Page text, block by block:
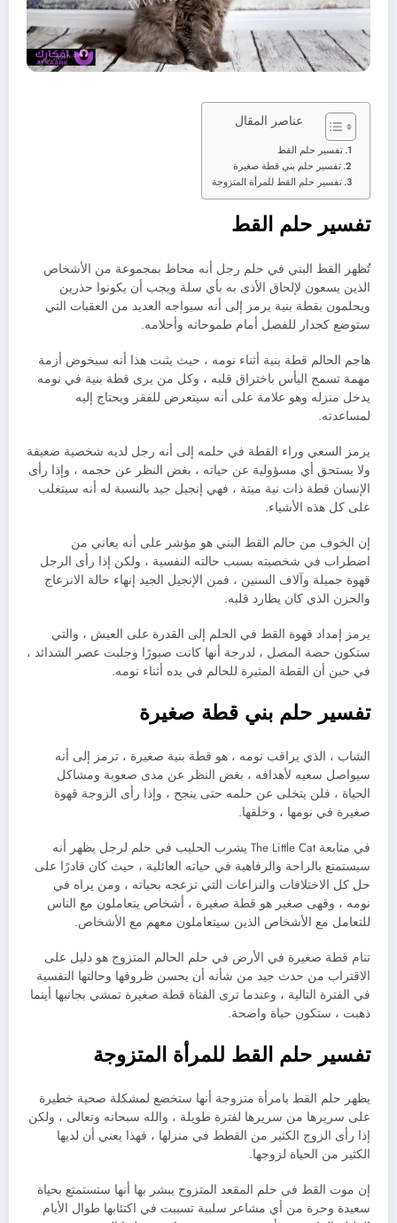
عناصر المقال
تفسير حلم القط
تفسير حلم بني قطة صغيرة
تفسير حلم القط للمرأة المتزوجة
تفسير حلم القط
تُظهر القط البني في حلم رجل أنه محاط بمجموعة من الأشخاص
الذين يسعون لإلحاق الأذى به بأي سلة ويجب أن يكونوا حذرين
ويحلمون بقطة بنية يرمز إلى أنه سيواجه العديد من العقبات التي
ستوضع كجدار للفصل أمام طموحاته وأحلامه.
هاجم الحالم قطة بنية أثناء نومه ، حيث يثبت هذا أنه سيخوض أزمة
مهمة تسمح اليأس باختراق قلبه ، وكل من يرى قطة بنية في نومه
يدخل منزله وهو علامة على أنه سيتعرض للفقر ويحتاج إليه
لمساعدته.
يرمز السعي وراء القطة في حلمه إلى أنه رجل لديه شخصية ضعيفة
ولا يستحق أي مسؤولية عن حياته ، بغض النظر عن حجمه ، وإذا رأى
الإنسان قطة ذات نية ميتة ، فهي إنجيل جيد بالنسبة له أنه سيتغلب
على كل هذه الأشياء.
إن الخوف من حالم القط البني هو مؤشر على أنه يعاني من
اضطراب في شخصيته بسبب حالته النفسية ، ولكن إذا رأى الرجل
قهوة جميلة وآلاف السنين ، فمن الإنجيل الجيد إنهاء حالة الانزعاج
والحزن الذي كان يطارد قلبه.
يرمز إمداد قهوة القط في الحلم إلى القدرة على العيش ، والتي
ستكون حصة المصل ، لدرجة أنها كانت صبورًا وجلبت عصر الشدائد ،
في حين أن القطة المثيرة للحالم في يده أثناء نومه.
تفسير حلم بني قطة صغيرة
الشاب ، الذي يراقب نومه ، هو قطة بنية صغيرة ، ترمز إلى أنه
سيواصل سعيه لأهدافه ، بغض النظر عن مدى صعوبة ومشاكل
الحياة ، فلن يتخلى عن حلمه حتى ينجح ، وإذا رأى الزوجة قهوة
صغيرة في نومها ، وخلقها.
في متابعة The Little Cat يشرب الحليب في حلم لرجل يظهر أنه
سيستمتع بالراحة والرفاهية في حياته العائلية ، حيث كان قادرًا على
حل كل الاختلافات والنزاعات التي تزعجه بحياته ، ومن يراه في
نومه ، وقهى صغير هو قطة صغيرة ، أشخاص يتعاملون مع الناس
للتعامل مع الأشخاص الذين سيتعاملون معهم مع الأشخاص.
تنام قطة صغيرة في الأرض في حلم الحالم المتزوج هو دليل على
الاقتراب من حدث جيد من شأنه أن يحسن ظروفها وحالتها النفسية
في الفترة التالية ، وعندما ترى الفتاة قطة صغيرة تمشي بجانبها أينما
ذهبت ، ستكون حياة واضحة.
تفسير حلم القط للمرأة المتزوجة
يظهر حلم القط بامرأة متزوجة أنها ستخضع لمشكلة صحية خطيرة
على سريرها من سريرها لفترة طويلة ، والله سبحانه وتعالى ، ولكن
إذا رأى الزوج الكثير من القطط في منزلها ، فهذا يعني أن لديها
الكثير من الحياة لزوجها.
إن موت القط في حلم المقعد المتزوج يبشر بها أنها ستستمتع بحياة
سعيدة وحرة من أي مشاعر سلبية تسببت في اكتئابها طوال الأيام